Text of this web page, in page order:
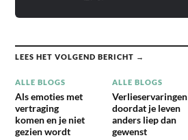
LEES HET VOLGEND BERICHT →
ALLE BLOGS
Als emoties met
vertraging
komen en je niet
gezien wordt
ALLE BLOGS
Verlieservaringen
doordat je leven
anders liep dan
gewenst